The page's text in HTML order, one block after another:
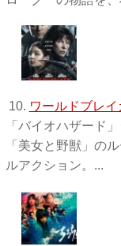
10. ワールドブレイ
「バイオハザード
「美女と野獣」の
ルアクション。...